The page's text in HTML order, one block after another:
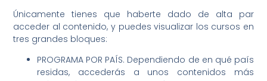
Únicamente tienes que haberte dado de alta par
acceder al contenido, y puedes visualizar los cursos en
tres grandes bloques:
PROGRAMA POR PAÍS. Dependiendo de en qué país
residas, accederás a unos contenidos más